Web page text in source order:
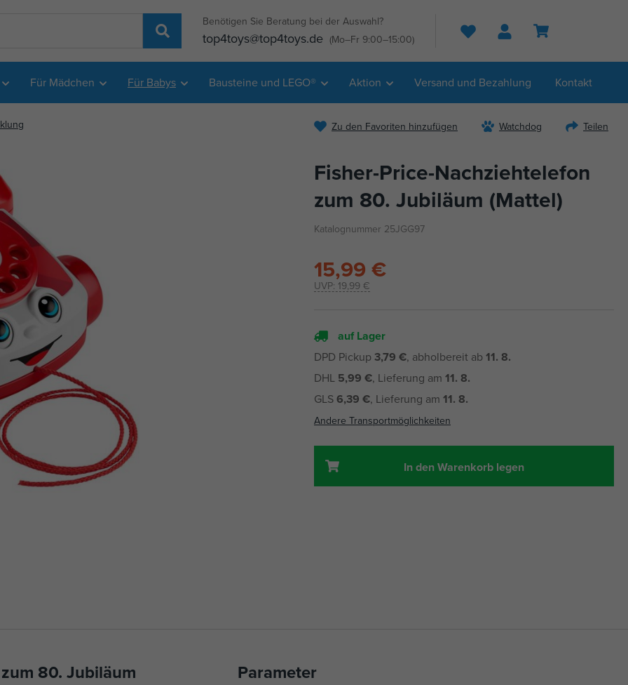
Benötigen Sie Beratung bei der Auswahl?
top4toys@top4toys.de (Mo–Fr 9:00–15:00) Suche
Für Mädchen Für Babys Bausteine und LEGO® Aktion Versand und Bezahlung Kontakt
Zu den Favoriten hinzufügen Watchdog Teilen
Fisher-Price-Nachziehtelefon
zum 80. Jubiläum (Mattel)
Katalognummer 25JGG97
UVP: 19,99 €
15,99 €
auf Lager
DPD Pickup 3,79 €, abholbereit ab 11. 8.
DHL 5,99 €, Lieferung am 11. 8.
GLS6,39 €, Lieferung am 11. 8.
Andere Transportmöglichkeiten
In den Warenkorb legen
80. Jubiläum Parameter